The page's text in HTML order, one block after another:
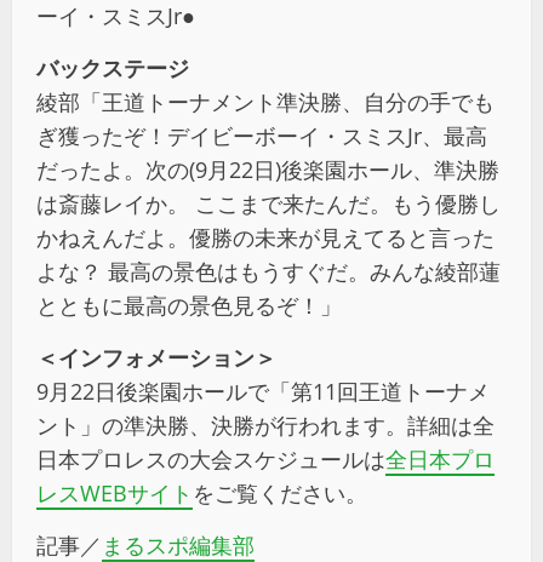
ーイ・スミスJr●
バックステージ
綾部「王道トーナメント準決勝、自分の手でも
ぎ獲ったぞ！デイビーボーイ・スミスJr、最高
だったよ。次の(9月22日)後楽園ホール、準決勝
は斎藤レイか。 ここまで来たんだ。もう優勝し
かねえんだよ。優勝の未来が見えてると言った
よな？ 最高の景色はもうすぐだ。みんな綾部蓮
とともに最高の景色見るぞ！」
＜インフォメーション＞
9月22日後楽園ホールで「第11回王道トーナメ
ント」の準決勝、決勝が行われます。詳細は全
日本プロレスの大会スケジュールは全日本プロ
レスWEBサイト をご覧ください。
記事／ まるスポ編集部